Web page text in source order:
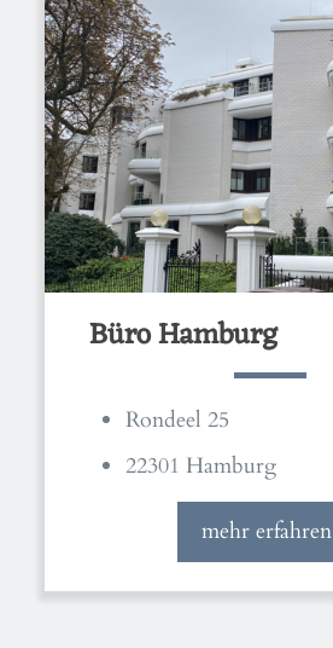
Büro Hamburg
Rondeel 25
22301 Hamburg
mehr erfahren